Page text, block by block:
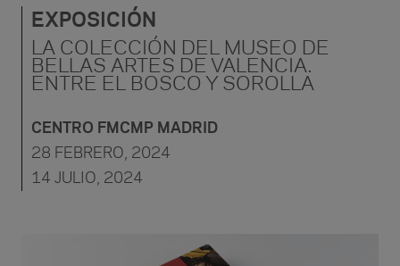
EXPOSICIÓN
LA COLECCIÓN DEL MUSEO DE
BELLAS ARTES DE VALENCIA.
ENTRE EL BOSCO Y SOROLLA
CENTRO FMCMP MADRID
28 FEBRERO, 2024
14 JULIO, 2024